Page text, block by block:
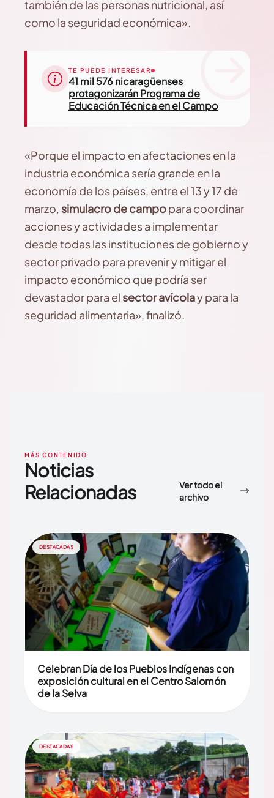
también de las personas nutricional, así
como la seguridad económica».
TE PUEDE INTERESAR
41 mil 576 nicaragüenses
protagonizarán Programa de
Educación Técnica en el Campo
«Porque el impacto en afectaciones en la
industria económica sería grande en la
economía de los países, entre el 13 y 17 de
marzo, simulacro de campopara coordinar
acciones y actividades a implementar
desde todas las instituciones de gobierno y
sector privado para prevenir y mitigar el
impacto económico que podría ser
devastador para el sector avícolay para la
seguridad alimentaria», finalizó.
MÁS CONTENIDO
Noticias
Relacionadas
Ver todo el
archivo
DESTACADAS
Celebran Día de los Pueblos Indígenas con
exposición cultural en el Centro Salomón
de la Selva
DESTACADAS